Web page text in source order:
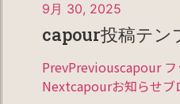
9月 30, 2025
capour投稿テン
PrevPreviouscapour フ
Nextcapourお知らせ